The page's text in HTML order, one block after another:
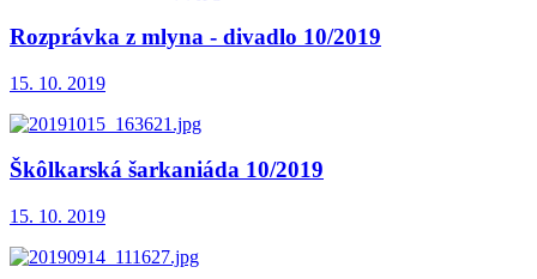
Rozprávka z mlyna - divadlo 10/2019
15. 10. 2019
Škôlkarská šarkaniáda 10/2019
15. 10. 2019